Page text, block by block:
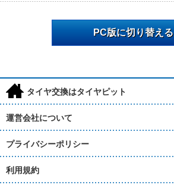
PC版に切り替える
h タイヤ交換はタイヤピット
運営会社について
プライバシーポリシー
利用規約